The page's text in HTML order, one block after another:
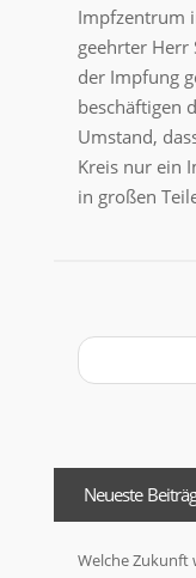
Impfzentrum
geehrter Herr
der Impfung
beschäftigen
Umstand,
Kreis nur ein
in großen
Neueste
Welche Zukunft